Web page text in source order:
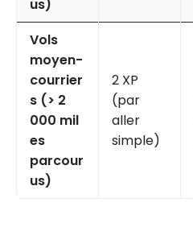
us)
Vols
moyen-
courrier
s (> 2
000 mil
es
parcour
us)
2 XP
(par
aller
simple)